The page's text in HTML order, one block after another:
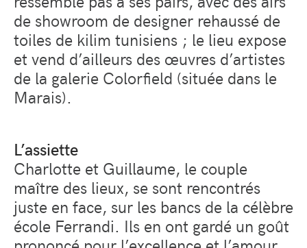
de showroom de designer rehaussé de
toiles de kilim tunisiens ; le lieu expose
et vend d’ailleurs des œuvres d’artistes
de la galerie Colorfield (située dans le
Marais).
L’assiette
Charlotte et Guillaume, le couple
maître des lieux, se sont rencontrés
juste en face, sur les bancs de la célèbre
école Ferrandi. Ils en ont gardé un goût